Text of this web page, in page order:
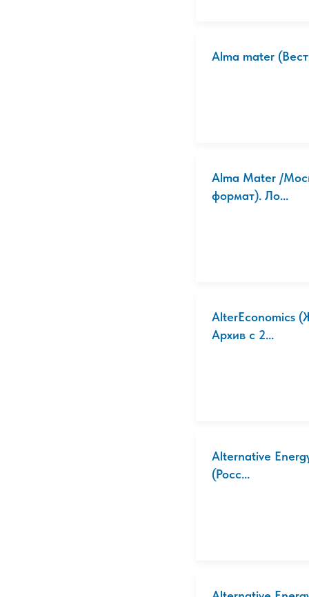
Alma mater
Alma Mater /
формат). Ло...
AlterEconomics
Архив с 2...
Alternative
(Росс...